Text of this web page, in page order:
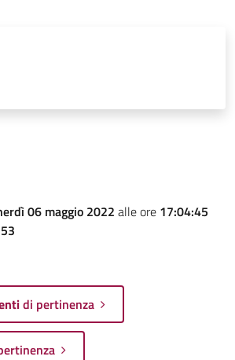
06 maggio 2022 alle ore 17:04:45
di pertinenza